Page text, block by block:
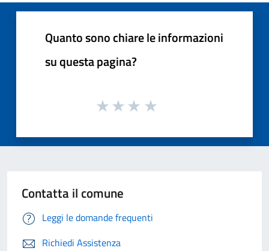
Quanto sono chiare le informazioni
su questa pagina?
Contatta il comune
Leggi le domande frequenti
Richiedi Assistenza